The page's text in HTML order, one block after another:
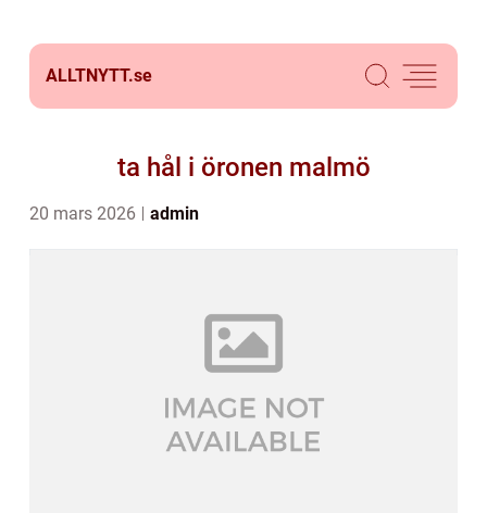
ALLTNYTT.se
ta hål i öronen malmö
20 mars 2026 admin